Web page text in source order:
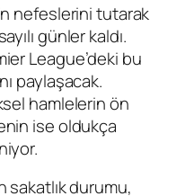
nefeslerini tutarak
günler kaldı.
League’deki bu
paylaşacak.
hamlelerin ön
ise oldukça
sakatlık durumu,